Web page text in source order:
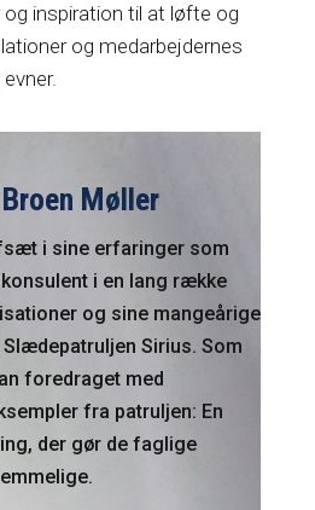
inspiration til at løfte og
og medarbejdernes
Møller
i sine erfaringer som
i en lang række
og sine mangeårige
Sirius. Som
foredraget med
fra patruljen: En
der gør de faglige